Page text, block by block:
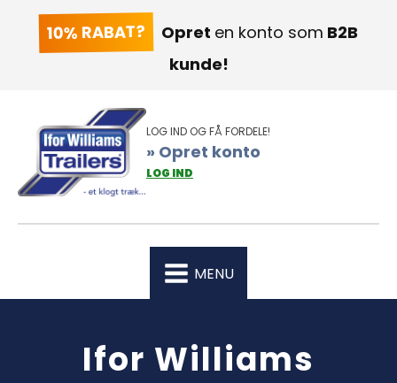
10% RABAT? Opret en konto som B2B
kunde!
LOG IND OG FÅ FORDELE!
» Opret konto
LOG IND
MENU
Ifor Williams